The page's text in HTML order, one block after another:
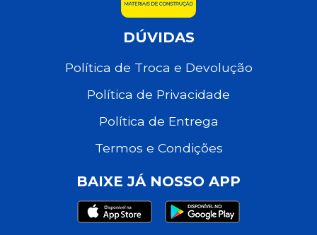
DÚVIDAS
Política de Troca e Devolução
Política de Privacidade
Política de Entrega
Termos e Condições
BAIXE JÁ NOSSO APP